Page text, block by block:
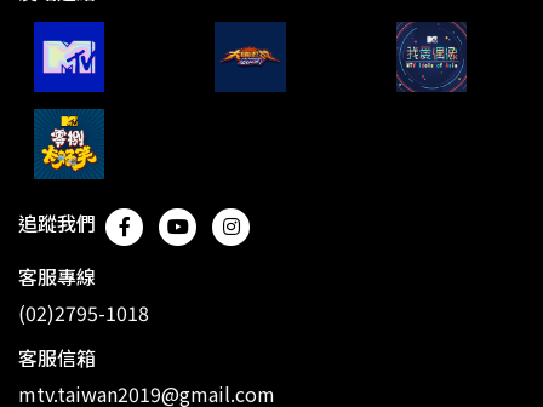
追蹤我們
客服專線
(02)2795-1018
客服信箱
mtv.taiwan2019@gmail.com